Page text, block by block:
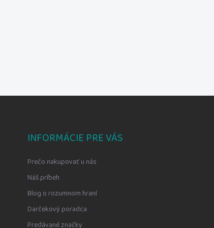
INFORMÁCIE PRE VÁS
Prečo nakupovať u nás
Náš príbeh
Blog o rozumnom hraní
Darčekový poradca
Predávané značky